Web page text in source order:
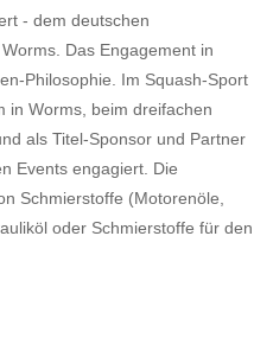
- dem deutschen
Das Engagement in
Philosophie. Im Squash-Sport
in Worms, beim dreifachen
als Titel-Sponsor und Partner
Events engagiert. Die
Schmierstoffe (Motorenöle,
oder Schmierstoffe für den